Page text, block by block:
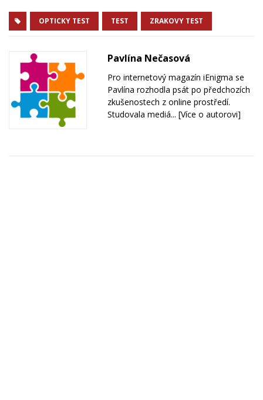
OPTICKY TEST TEST ZRAKOVY TEST
Pavlína Nečasová
Pro internetový magazín iEnigma se
Pavlína rozhodla psát po předchozích
zkušenostech z online prostředí.
Studovala mediá... [Více o autorovi]